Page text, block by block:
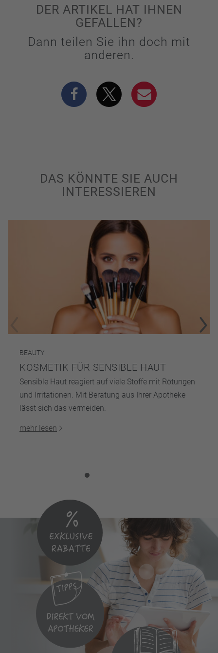
DER ARTIKEL HAT IHNEN
GEFALLEN?
Dann teilen Sie ihn doch mit
anderen.
DAS KÖNNTE SIE AUCH
INTERESSIEREN
BEAUTY
KOSMETIK FÜR SENSIBLE HAUT
Sensible Haut reagiert auf viele Stoffe mit Rötungen
und Irritationen. Mit Beratung aus Ihrer Apotheke
lässt sich das vermeiden.
mehr lesen